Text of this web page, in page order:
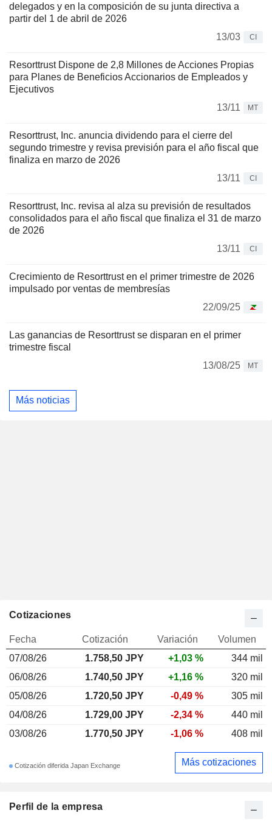
delegados y en la composición de su junta directiva a
partir del 1 de abril de 2026
13/03
CI
Resorttrust Dispone de 2,8 Millones de Acciones Propias
para Planes de Beneficios Accionarios de Empleados y
Ejecutivos
13/11
MT
Resorttrust, Inc. anuncia dividendo para el cierre del
segundo trimestre y revisa previsión para el año fiscal que
finaliza en marzo de 2026
13/11
CI
Resorttrust, Inc. revisa al alza su previsión de resultados
consolidados para el año fiscal que finaliza el 31 de marzo
de 2026
13/11
CI
Crecimiento de Resorttrust en el primer trimestre de 2026
impulsado por ventas de membresías
22/09/25
Las ganancias de Resorttrust se disparan en el primer
trimestre fiscal
13/08/25
MT
Más noticias
Perfil de la empresa
Cotizaciones
Fecha Cotización Variación
Volumen
07/08/26
1.758,50 JPY +1,03 %
344 mil
06/08/26
1.740,50 JPY +1,16 %
320 mil
05/08/26
1.720,50 JPY -0,49 %
305 mil
04/08/26
1.729,00 JPY -2,34 %
440 mil
03/08/26
1.770,50 JPY -1,06 % 408 mil
Cotización diferida Japan Exchange Más cotizaciones